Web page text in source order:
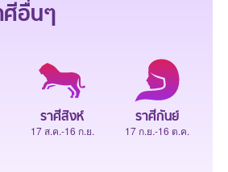
อื่นๆ
ราศีสิงห์
17 ส.ค.-16 ก.ย.
ราศีกันย์
17 ก.ย.-16 ต.ค.